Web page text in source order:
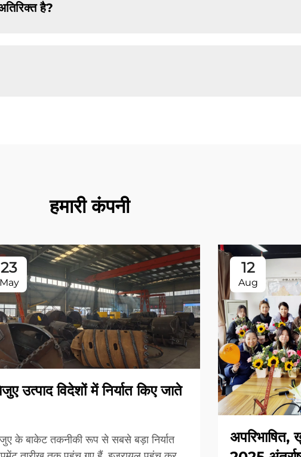
है?
हमारी कंपनी
23
May
उत्पाद विदेशों में निर्यात किए जाते
के बाकेट तकनीकी रूप से सबसे बड़ा निर्यात
12
Aug